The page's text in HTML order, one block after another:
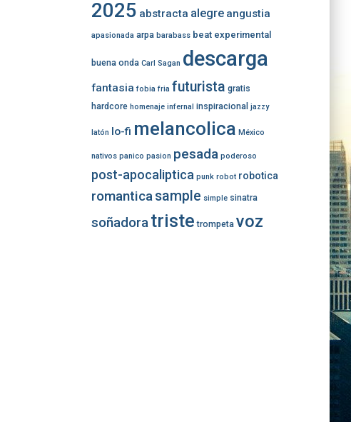
2025 abstracta alegre angustia
apasionada arpa barabass beat experimental
buena onda Carl Sagan descarga
fantasia fobia fria futurista gratis
hardcore homenaje infernal inspiracional jazzy
latón lo-fi melancolica México
nativos panico pasion pesada poderoso
post-apocaliptica punk robot robotica
romanticasample simple sinatra
soñadora triste trompeta voz